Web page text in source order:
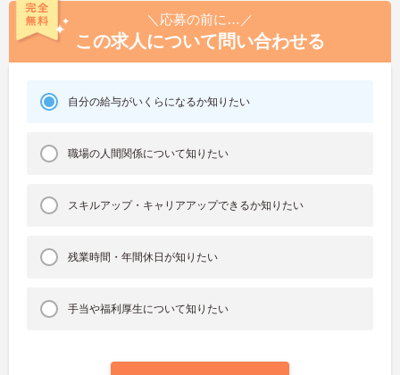
＼応募の前に…／
この求人について問い合わせる
自分の給与がいくらになるか知りたい
職場の人間関係について知りたい
スキルアップ・キャリアアップできるか知りたい
残業時間・年間休日が知りたい
手当や福利厚生について知りたい